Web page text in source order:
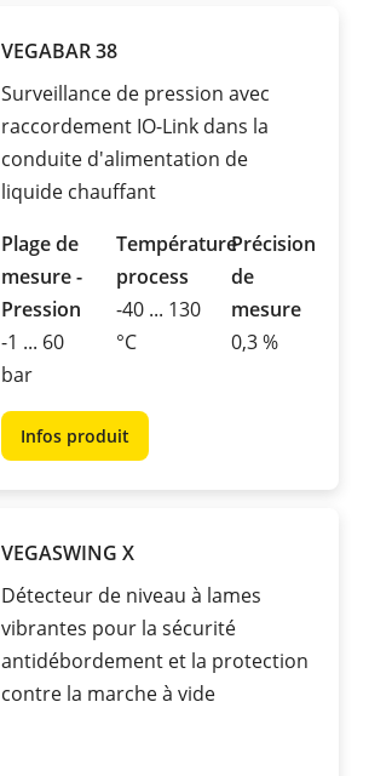
VEGABAR 38
Surveillance de pression avec
raccordement IO-Link dans la
conduite d'alimentation de
liquide chauffant
Plage de
mesure -
Pression
-1 ... 60
bar
Température
process
-40 ... 130
°C
Précision
de
mesure
0,3 %
Infos produit
VEGASWING X
Détecteur de niveau à lames
vibrantes pour la sécurité
antidébordement et la protection
contre la marche à vide